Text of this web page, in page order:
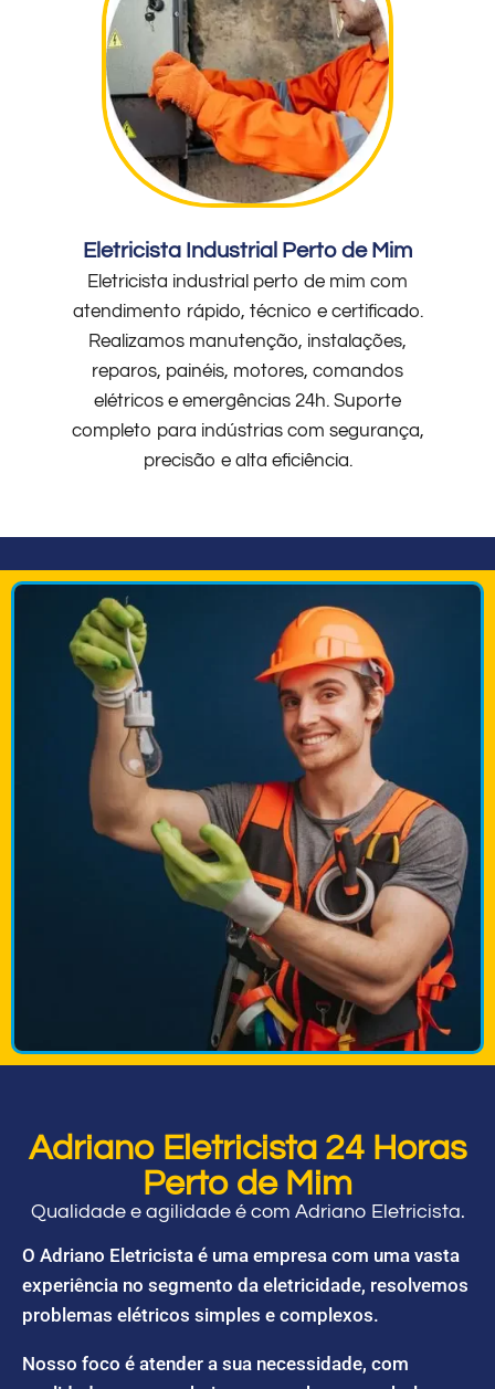
Eletricista Industrial Perto de Mim
Eletricista industrial perto de mim com
atendimento rápido, técnico e certificado.
Realizamos manutenção, instalações,
reparos, painéis, motores, comandos
elétricos e emergências 24h. Suporte
completo para indústrias com segurança,
precisão e alta eficiência.
Adriano Eletricista 24 Horas
Perto de Mim
Qualidade e agilidade é com Adriano Eletricista.
O Adriano Eletricista é uma empresa com uma vasta
experiência no segmento da eletricidade, resolvemos
problemas elétricos simples e complexos.
Nosso foco é atender a sua necessidade, com